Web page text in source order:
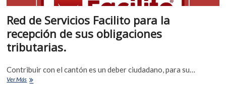
Red de Servicios Facilito para la
recepción de sus obligaciones
tributarias.
Contribuir con el cantón es un deber ciudadano, para su…
Ver Más